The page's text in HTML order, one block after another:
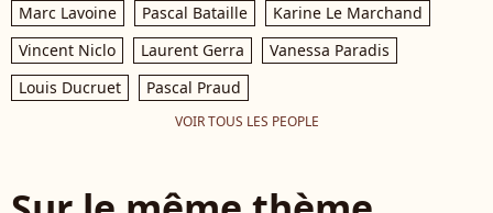
Marc Lavoine Pascal Bataille
Karine Le Marchand
Vincent Niclo
Laurent Gerra
Vanessa Paradis
Louis Ducruet
Pascal Praud
VOIR TOUS LES PEOPLE